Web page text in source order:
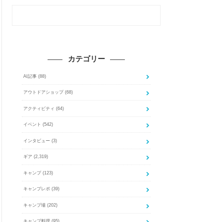
カテゴリー
AI記事 (88)
アウトドアショップ (68)
アクティビティ (64)
イベント (542)
インタビュー (3)
ギア (2,319)
キャンプ (123)
キャンプレポ (39)
キャンプ場 (202)